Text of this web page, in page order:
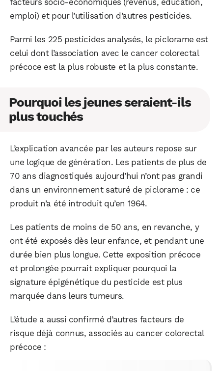
facteurs socio-économiques (revenus, éducation,
emploi) et pour l’utilisation d’autres pesticides.
Parmi les 225 pesticides analysés, le piclorame est
celui dont l’association avec le cancer colorectal
précoce est la plus robuste et la plus constante.
Pourquoi les jeunes seraient-ils
plus touchés
L’explication avancée par les auteurs repose sur
une logique de génération. Les patients de plus de
70 ans diagnostiqués aujourd’hui n’ont pas grandi
dans un environnement saturé de piclorame : ce
produit n’a été introduit qu’en 1964.
Les patients de moins de 50 ans, en revanche, y
ont été exposés dès leur enfance, et pendant une
durée bien plus longue. Cette exposition précoce
et prolongée pourrait expliquer pourquoi la
signature épigénétique du pesticide est plus
marquée dans leurs tumeurs.
L’étude a aussi confirmé d’autres facteurs de
risque déjà connus, associés au cancer colorectal
précoce :
Facebook LinkedIn